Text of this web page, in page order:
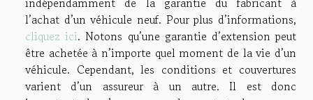
l’achat d’un véhicule neuf. Pour plus d’informations,
cliquez ici. Notons qu’une garantie d’extension peut
être achetée à n’importe quel moment de la vie d’un
véhicule. Cependant, les conditions et couvertures
varient d’un assureur à un autre. Il est donc